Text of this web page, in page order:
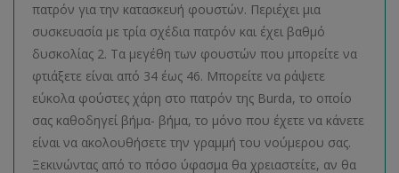
πατρόν για την κατασκευή φουστών. Περιέχει μια
συσκευασία με τρία σχέδια πατρόν και έχει βαθμό
δυσκολίας 2. Τα μεγέθη των φουστών που μπορείτε να
φτιάξετε είναι από 34 έως 46. Μπορείτε να ράψετε
εύκολα φούστες χάρη στο πατρόν της Burda, το οποίο
σας καθοδηγεί βήμα- βήμα, το μόνο που έχετε να κάνετε
είναι να ακολουθήσετε την γραμμή του νούμερου σας.
Ξεκινώντας από το πόσο ύφασμα θα χρειαστείτε, αν θα